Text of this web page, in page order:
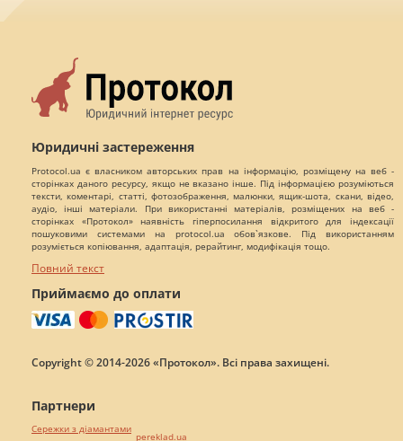
Юридичні застереження
Protocol.ua є власником авторських прав на інформацію, розміщену на веб -
сторінках даного ресурсу, якщо не вказано інше. Під інформацією розуміються
тексти, коментарі, статті, фотозображення, малюнки, ящик-шота, скани, відео,
аудіо, інші матеріали. При використанні матеріалів, розміщених на веб -
сторінках «Протокол» наявність гіперпосилання відкритого для індексації
пошуковими системами на protocol.ua обов`язкове. Під використанням
розуміється копіювання, адаптація, рерайтинг, модифікація тощо.
Повний текст
Приймаємо до оплати
Copyright © 2014-2026 «Протокол». Всі права захищені.
Партнери
Сережки з діамантами
pereklad.ua